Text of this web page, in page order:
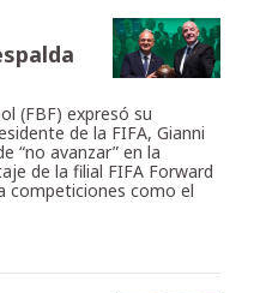
(FBF) expresó su
de la FIFA, Gianni
“no avanzar” en la
de la filial FIFA Forward
competiciones como el